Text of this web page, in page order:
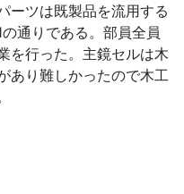
ーツは既製品を流用する
通りである。部員全員
を行った。主鏡セルは木
あり難しかったので木工